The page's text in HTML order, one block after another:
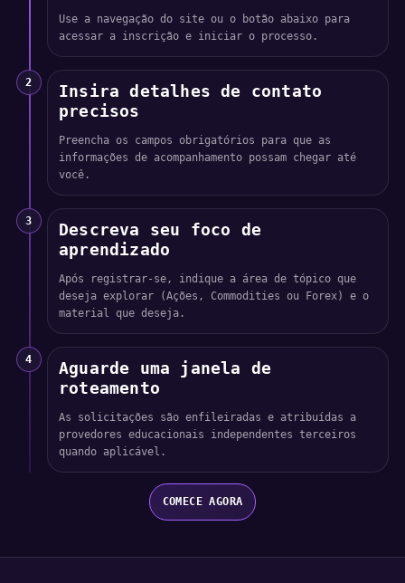
Use a navegação do site ou o botão abaixo para
acessar a inscrição e iniciar o processo.
2
Insira detalhes de contato
precisos
Preencha os campos obrigatórios para que as
informações de acompanhamento possam chegar até
você.
3
Descreva seu foco de
aprendizado
Após registrar-se, indique a área de tópico que
deseja explorar (Ações, Commodities ou Forex) e o
material que deseja.
4
Aguarde uma janela de
roteamento
As solicitações são enfileiradas e atribuídas a
provedores educacionais independentes terceiros
quando aplicável.
COMECE AGORA